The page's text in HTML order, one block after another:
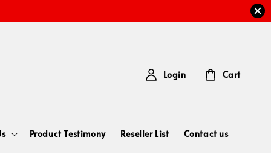
Product Testimony Reseller List Contact us
Login Cart